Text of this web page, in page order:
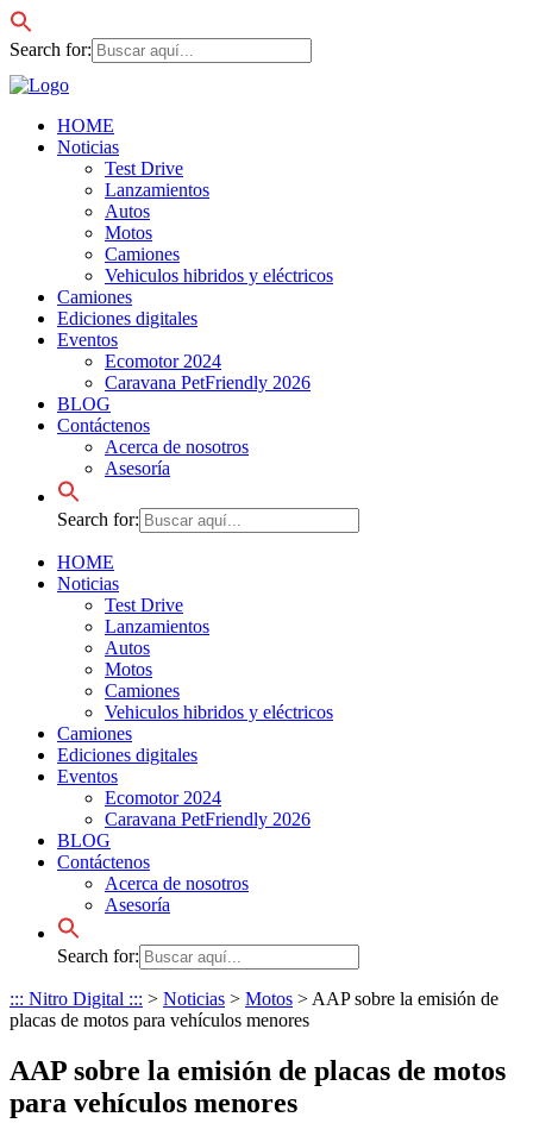
Search for:
HOME
Noticias
Test Drive
Lanzamientos
Autos
Motos
Camiones
Vehiculos hibridos y eléctricos
Camiones
Ediciones digitales
Eventos
Ecomotor 2024
Caravana PetFriendly 2026
BLOG
Contáctenos
Acerca de nosotros
Asesoría
Search for:
HOME
Noticias
Test Drive
Lanzamientos
Autos
Motos
Camiones
Vehiculos hibridos y eléctricos
Camiones
Ediciones digitales
Eventos
Ecomotor 2024
Caravana PetFriendly 2026
BLOG
Contáctenos
Acerca de nosotros
Asesoría
Search for:
::: Nitro Digital ::: > Noticias > Motos > AAP sobre la emisión de
placas de motos para vehículos menores
AAP sobre la emisión de placas de motos
para vehículos menores